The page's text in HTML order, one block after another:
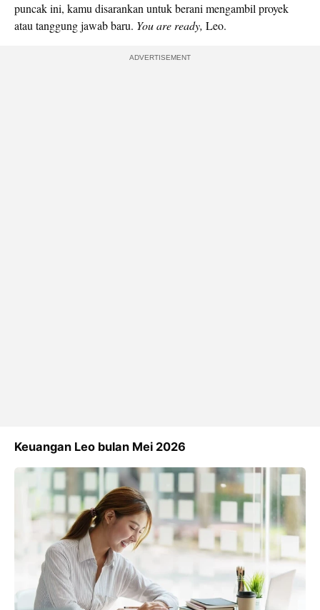
puncak ini, kamu disarankan untuk berani mengambil proyek
atau tanggung jawab baru. You are ready, Leo.
ADVERTISEMENT
Keuangan Leo bulan Mei 2026